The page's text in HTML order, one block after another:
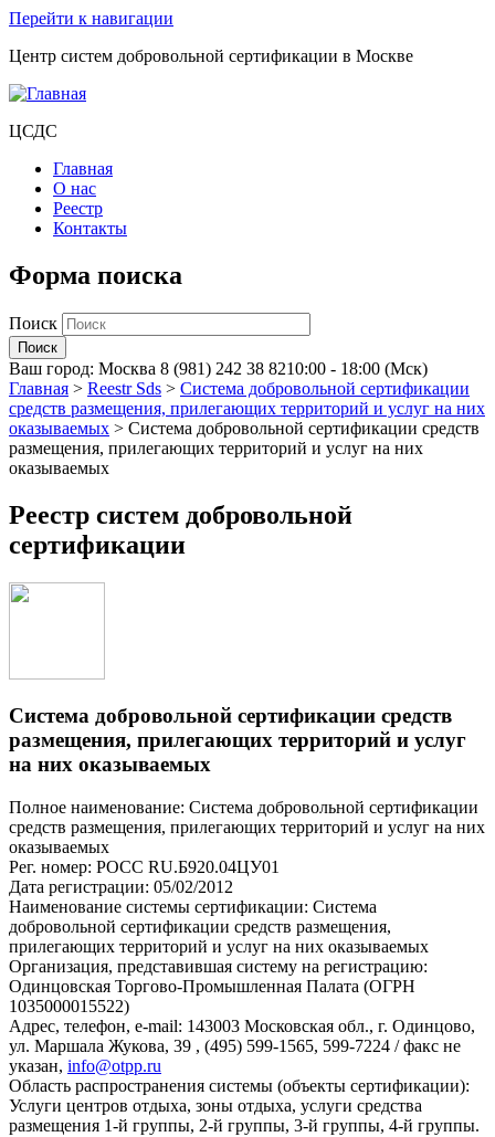
Перейти к навигации
Центр систем добровольной сертификации в Москве
ЦСДС
Главная
О нас
Реестр
Контакты
Форма поиска
Поиск
Ваш город: Москва 8 (981) 242 38 8210:00 - 18:00 (Мск)
Главная > Reestr Sds > Система добровольной сертификации
средств размещения, прилегающих территорий и услуг на них
оказываемых > Система добровольной сертификации средств
размещения, прилегающих территорий и услуг на них
оказываемых
Реестр систем добровольной
сертификации
Система добровольной сертификации средств
размещения, прилегающих территорий и услуг
на них оказываемых
Полное наименование: Система добровольной сертификации
средств размещения, прилегающих территорий и услуг на них
оказываемых
Рег. номер: РОСС RU.Б920.04ЦУ01
Дата регистрации: 05/02/2012
Наименование системы сертификации: Система
добровольной сертификации средств размещения,
прилегающих территорий и услуг на них оказываемых
Организация, представившая систему на регистрацию:
Одинцовская Торгово-Промышленная Палата (ОГРН
1035000015522)
Адрес, телефон, e-mail: 143003 Московская обл., г. Одинцово,
ул. Маршала Жукова, 39 , (495) 599-1565, 599-7224 / факс не
указан, info@otpp.ru
Область распространения системы (объекты сертификации):
Услуги центров отдыха, зоны отдыха, услуги средства
размещения 1-й группы, 2-й группы, 3-й группы, 4-й группы.